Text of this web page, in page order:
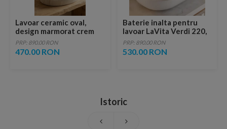
Lavoar ceramic oval,
design marmorat crem
lucios cu vene aurii,
ventil inclus
PRP: 890.00 RON
470.00 RON
Baterie inalta pentru
lavoar LaVita Verdi 220,
fara ventil, brushed
copper
PRP: 890.00 RON
530.00 RON
Istoric